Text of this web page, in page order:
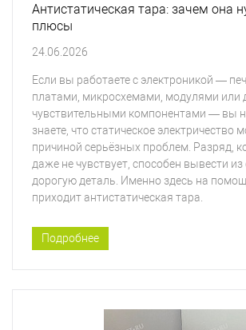
Антистатическая тара: зачем она
плюсы
24.06.2026
Если вы работаете с электроникой —
платами, микросхемами, модулями или
чувствительными компонентами — вы
знаете, что статическое электричество
причиной серьёзных проблем. Разряд,
даже не чувствует, способен вывести из
дорогую деталь. Именно здесь на
приходит антистатическая тара.
Подробнее